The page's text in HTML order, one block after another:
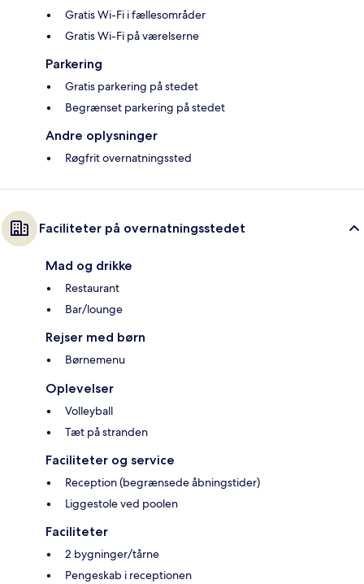
Gratis Wi-Fi i fællesområder
Gratis Wi-Fi på værelserne
Parkering
Gratis parkering på stedet
Begrænset parkering på stedet
Andre oplysninger
Røgfrit overnatningssted
Faciliteter på overnatningsstedet
Mad og drikke
Restaurant
Bar/lounge
Rejser med børn
Børnemenu
Oplevelser
Volleyball
Tæt på stranden
Faciliteter og service
Reception (begrænsede åbningstider)
Liggestole ved poolen
Faciliteter
2 bygninger/tårne
Pengeskab i receptionen